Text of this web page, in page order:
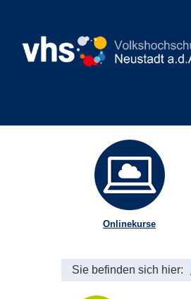
Onlinekurse
Sie befinden sich hier: